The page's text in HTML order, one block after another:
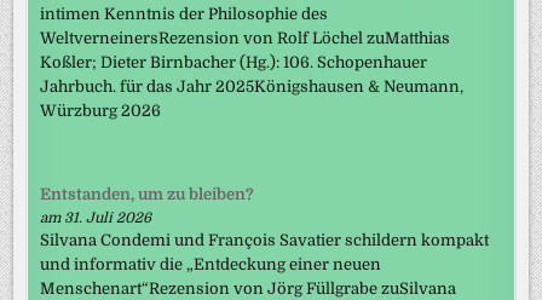
intimen Kenntnis der Philosophie des
WeltverneinersRezension von Rolf Löchel zuMatthias
Koßler; Dieter Birnbacher (Hg.): 106. Schopenhauer
Jahrbuch. für das Jahr 2025Königshausen & Neumann,
Würzburg 2026
Entstanden, um zu bleiben?
am 31. Juli 2026
Silvana Condemi und François Savatier schildern kompakt
und informativ die „Entdeckung einer neuen
Menschenart“Rezension von Jörg Füllgrabe zuSilvana